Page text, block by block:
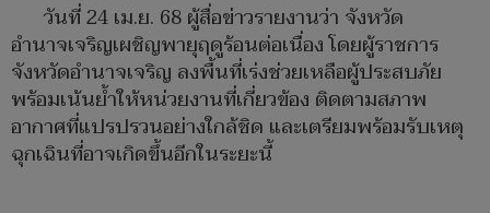
วันที่ 24 เม.ย. 68 ผู้สื่อข่าวรายงานว่า จังหวัด
อำนาจเจริญเผชิญพายุฤดูร้อนต่อเนื่อง โดยผู้ราชการ
จังหวัดอำนาจเจริญ ลงพื้นที่เร่งช่วยเหลือผู้ประสบภัย
พร้อมเน้นย้ำให้หน่วยงานที่เกี่ยวข้อง ติดตามสภาพ
อากาศที่แปรปรวนอย่างใกล้ชิด และเตรียมพร้อมรับเหตุ
ฉุกเฉินที่อาจเกิดขึ้นอีกในระยะนี้